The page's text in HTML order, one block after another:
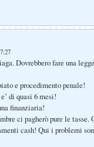
Dovrebbero fare una
e procedimento penale!
di quasi 6 mesi!
finanziaria!
ci pagherò pure le
cash! Qui i problemi